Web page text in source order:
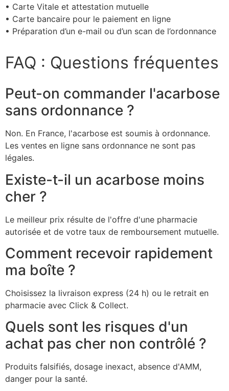
• Carte Vitale et attestation mutuelle
• Carte bancaire pour le paiement en ligne
• Préparation d’un e-mail ou d’un scan de l’ordonnance
FAQ : Questions fréquentes
Peut-on commander l'acarbose
sans ordonnance ?
Non. En France, l'acarbose est soumis à ordonnance.
Les ventes en ligne sans ordonnance ne sont pas
légales.
Existe-t-il un acarbose moins
cher ?
Le meilleur prix résulte de l'offre d'une pharmacie
autorisée et de votre taux de remboursement mutuelle.
Comment recevoir rapidement
ma boîte ?
Choisissez la livraison express (24 h) ou le retrait en
pharmacie avec Click & Collect.
Quels sont les risques d'un
achat pas cher non contrôlé ?
Produits falsifiés, dosage inexact, absence d'AMM,
danger pour la santé.